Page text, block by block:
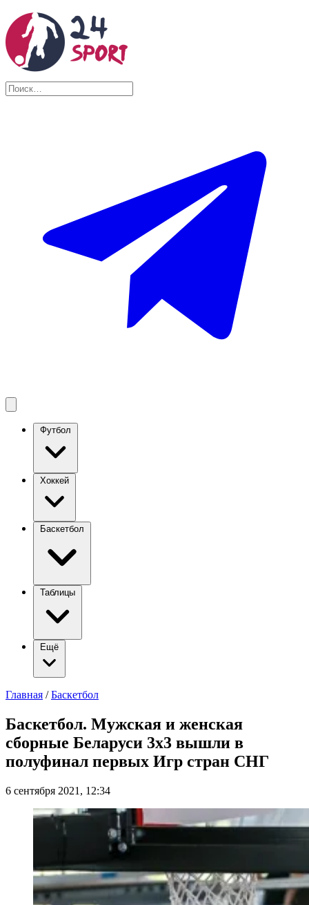
Футбол
Хоккей
Баскетбол
Таблицы
Ещё
Главная / Баскетбол
Баскетбол. Мужская и женская
сборные Беларуси 3х3 вышли в
полуфинал первых Игр стран СНГ
6 сентября 2021, 12:34